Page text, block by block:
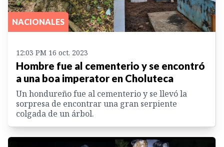
NACIONALES
12:03 PM 16 oct. 2023
Hombre fue al cementerio y se encontró
a una boa imperator en Choluteca
Un hondureño fue al cementerio y se llevó la
sorpresa de encontrar una gran serpiente
colgada de un árbol.